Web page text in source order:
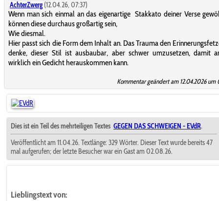
AchterZwerg (12.04.26, 07:37)
Wenn man sich einmal an das eigenartige Stakkato deiner Verse
können diese durchaus großartig sein,
Wie diesmal.
Hier passt sich die Form dem Inhalt an. Das Trauma den
denke, dieser Stil ist ausbaubar, aber schwer umzusetzen, damit
wirklich ein Gedicht herauskommen kann.
Kommentar geändert am 12.04.2026 um
Dies ist ein Teil des mehrteiligen Textes GEGEN DAS SCHWEIGEN - EVdR.
Veröffentlicht am 11.04.26. Textlänge: 329 Wörter. Dieser Text wurde bereits 47
mal aufgerufen; der letzte Besucher war ein Gast am 02.08.26.
Lieblingstextvon: